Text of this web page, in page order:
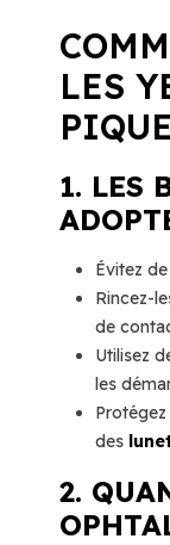
LES
1. LES
Évitez
Rincez-
de
Utilisez
les
des
2.